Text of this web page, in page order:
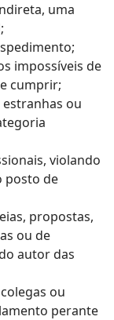
uma
impossíveis de
cumprir;
ou
violando
posto de
propostas,
ou de
autor das
ou
perante